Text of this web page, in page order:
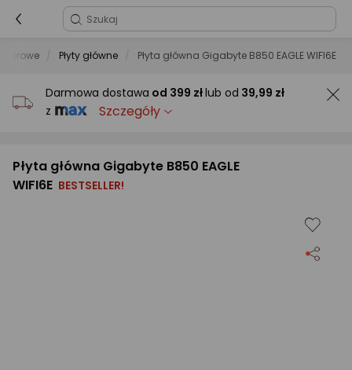
Płyty główne Płyta główna Gigabyte B850 EAGLE WIFI6E
Darmowa dostawa od 399 złlub od 39,99 zł
z
Szczegóły
Płyta główna Gigabyte B850 EAGLE
WIFI6E BESTSELLER!